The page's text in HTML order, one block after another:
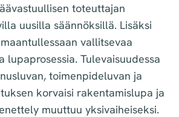
toteuttajan
uusilla säännöksillä. Lisäksi
vallitsevaa
lupaprosessia. Tulevaisuudessa
toimenpideluvan ja
korvaisi rakentamislupa ja
muuttuu yksivaiheiseksi.